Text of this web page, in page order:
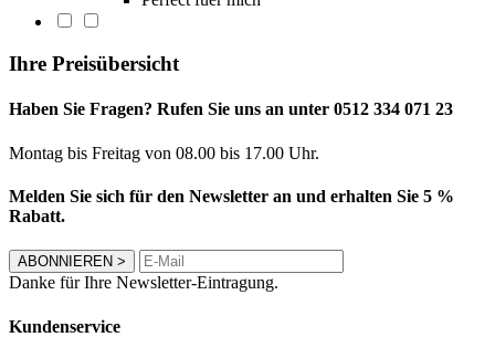
Ihre Preisübersicht
Haben Sie Fragen? Rufen Sie uns an unter 0512 334 071 23
Montag bis Freitag von 08.00 bis 17.00 Uhr.
Melden Sie sich für den Newsletter an und erhalten Sie 5 %
Rabatt.
ABONNIEREN >
Danke für Ihre Newsletter-Eintragung.
Kundenservice